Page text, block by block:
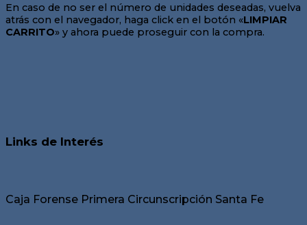
En caso de no ser el número de unidades deseadas, vuelva
atrás con el navegador, haga click en el botón «LIMPIAR
CARRITO» y ahora puede proseguir con la compra.
Links de Interés
Caja Forense Primera Circunscripción Santa Fe